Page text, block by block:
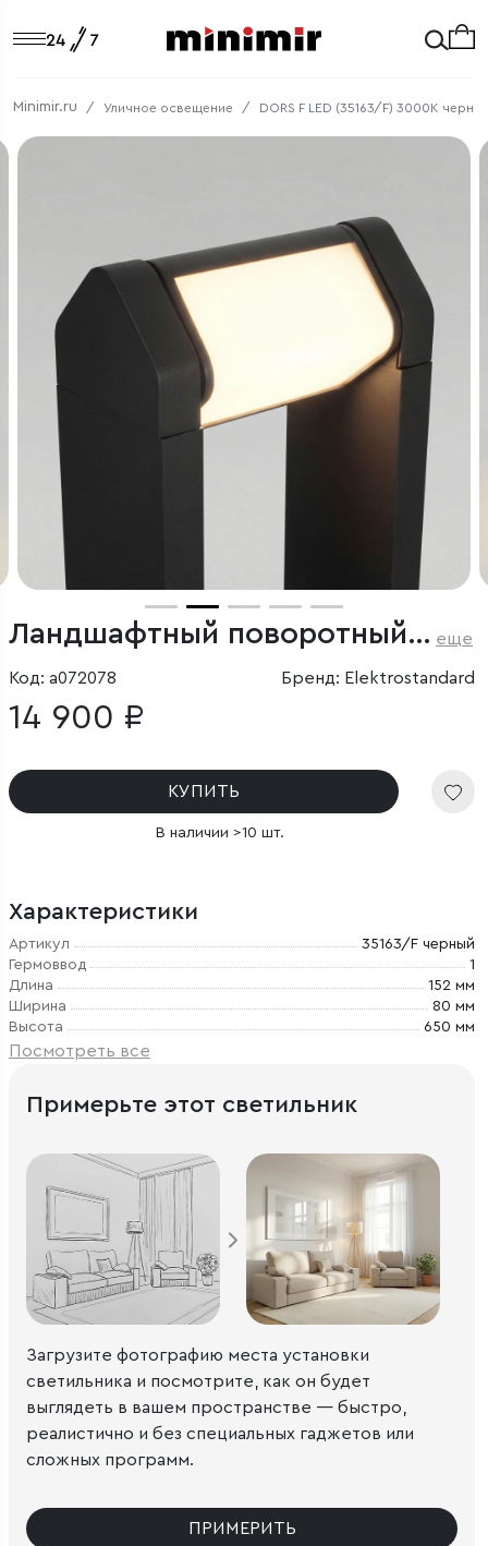
Minimir.ru Уличное освещение DORS F LED (35163/F) 3000K
Ландшафтный поворотный светильник DORS LED 3000K IP54 еще
Код: a072078 Бренд: Elektrostandard
14 900 ₽
КУПИТЬ
В наличии >10 шт.
Характеристики
Артикул
35163/F черный
Гермоввод
1
Длина
152 мм
Ширина
80 мм
Высота
650 мм
Посмотреть все
Примерьте этот светильник
Загрузите фотографию места установки
светильника и посмотрите, как он будет
выглядеть в вашем пространстве — быстро,
реалистично и без специальных гаджетов или
сложных программ.
ПРИМЕРИТЬ